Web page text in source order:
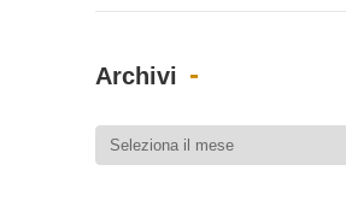
Archivi